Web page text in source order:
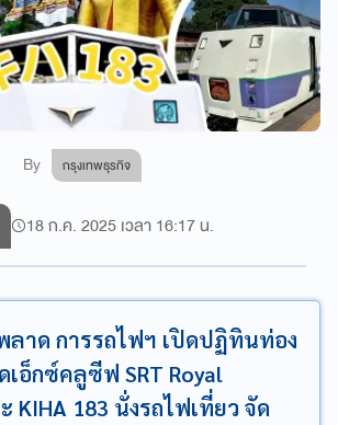
By กรุงเทพธุรกิจ
18 ก.ค. 2025 เวลา 16:17 น.
าด การรถไฟฯ เปิดปฏิทินท่อง
อ็กซ์คลูซีฟ SRT Royal
KIHA 183 นั่งรถไฟเที่ยว จัด